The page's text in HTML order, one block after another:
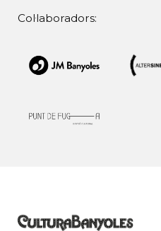
Col·laboradors: